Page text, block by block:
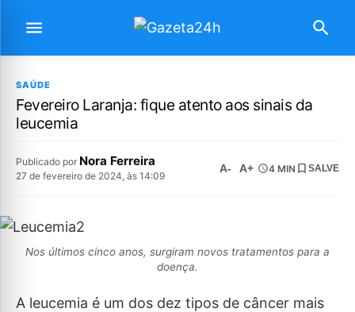
SAÚDE
Fevereiro Laranja: fique atento aos sinais da
leucemia
Publicado por Nora Ferreira
27 de fevereiro de 2024, às 14:09
A- A+ 4 MIN SALVE
Nos últimos cinco anos, surgiram novos tratamentos para a
doença.
A leucemia é um dos dez tipos de câncer mais